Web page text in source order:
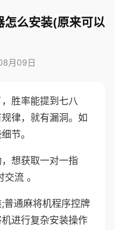
怎么安装(原来可以
月09日
胜率能提到七八
律，就有漏洞。如
节。
想获取一对一指
流 。
普通麻将机程序控牌
进行复杂安装操作